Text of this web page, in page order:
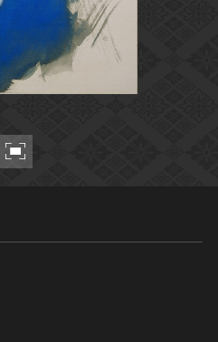
博物館、美術館の皆さまへ
文化庁よりご挨拶
今月のみどころ
お知らせ一覧
このサイトについて
サイトのご意見はこちら